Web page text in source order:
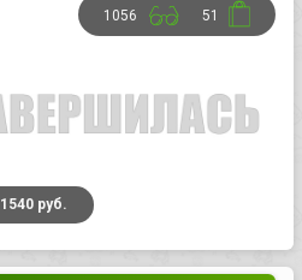
руб.
1056 51